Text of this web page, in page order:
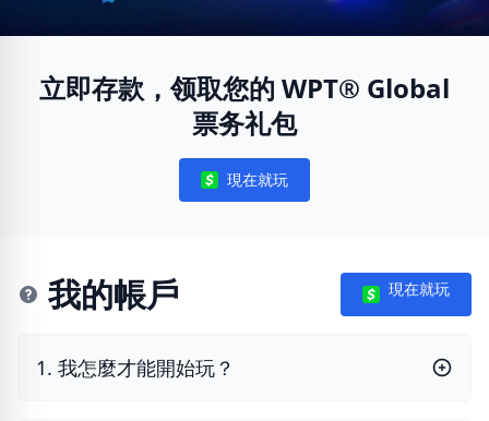
立即存款，领取您的 WPT® Global
票务礼包
Notifications
現在就玩
我的帳戶 現在就玩
1. 我怎麼才能開始玩？